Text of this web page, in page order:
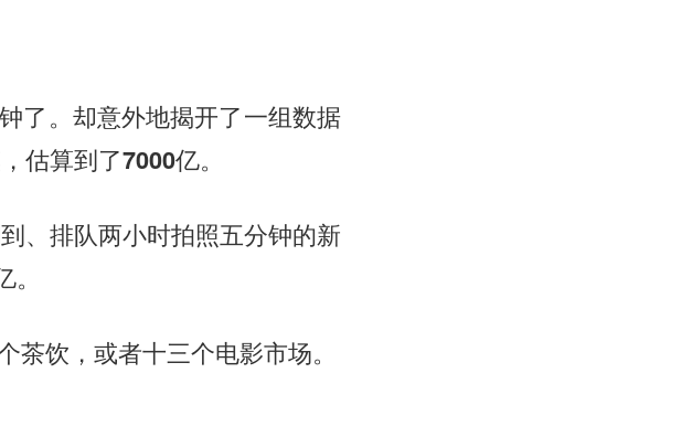
了。却意外地揭开了一组数据
估算到了7000亿。
、排队两小时拍照五分钟的新
饮，或者十三个电影市场。